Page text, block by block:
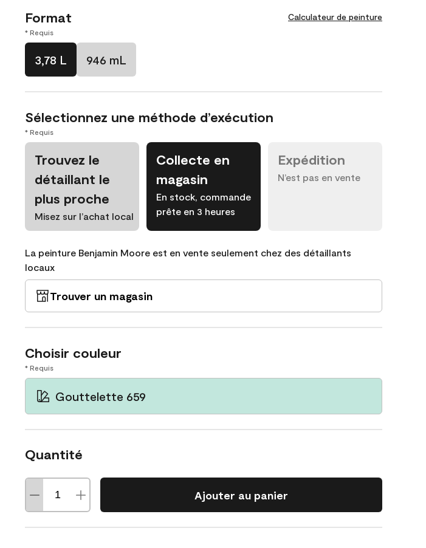
Format Calculateur de peinture
* Requis
3,78 L 946 mL
Sélectionnez une méthode d’exécution
* Requis
Trouvez le
détaillant le
plus proche
Misez sur l’achat local
Collecte en
magasin
En stock, commande
prête en 3 heures
Expédition
N’est pas en vente
La peinture Benjamin Moore est en vente seulement chez des détaillants
locaux
Trouver un magasin
Choisir couleur
* Requis
Gouttelette 659
Quantité
Ajouter au panier